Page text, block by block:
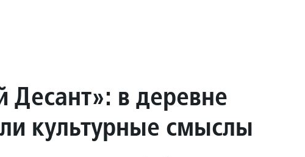
Десант»: в деревне
культурные смыслы